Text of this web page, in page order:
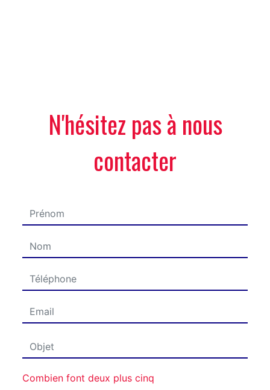
N'hésitez pas à nous
contacter
Combien font deux plus cinq